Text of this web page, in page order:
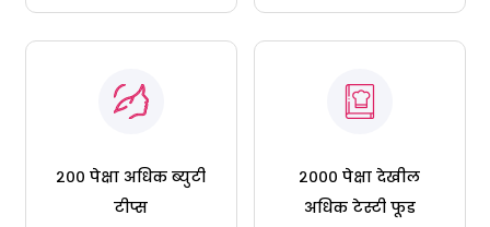
२०० पेक्षा अधिक ब्युटी
टीप्स
२००० पेक्षा देखील
अधिक टेस्टी फूड